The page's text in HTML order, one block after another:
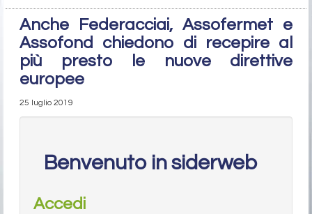
Anche Federacciai, Assofermet e
Assofond chiedono di recepire al
più presto le nuove direttive
europee
25 luglio 2019
Benvenuto in siderweb
Accedi